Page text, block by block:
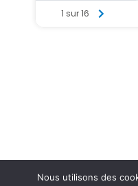
Nous utilisons des